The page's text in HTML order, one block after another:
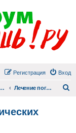
Вход
Регистрация
Медицинский раздел Лечение пограничных и психических заболеваний